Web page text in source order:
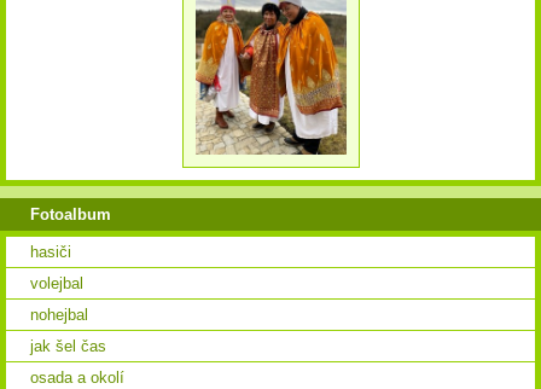
Fotoalbum
hasiči
volejbal
nohejbal
jak šel čas
osada a okolí